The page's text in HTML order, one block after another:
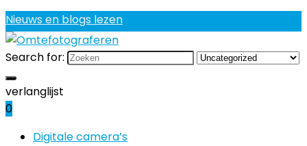
Nieuws en blogs lezen
Search for:
verlanglijst
0
Digitale camera’s